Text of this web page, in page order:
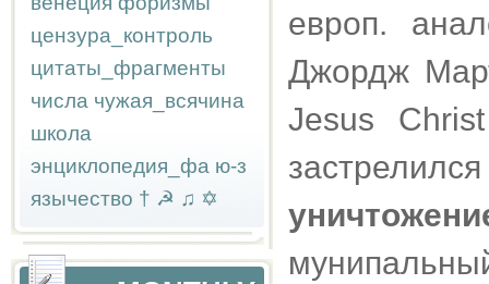
цензура_контроль
цитаты_фрагменты
числа чужая_всячина
школа
энциклопедия_фа ю-з
язычество † ☭ ♫ ✡
европ.
Джордж
Jesus